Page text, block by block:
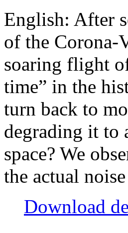
English: After
of the Corona-
soaring flight
time” in the
turn back to
degrading it to
space? We
the actual
Download